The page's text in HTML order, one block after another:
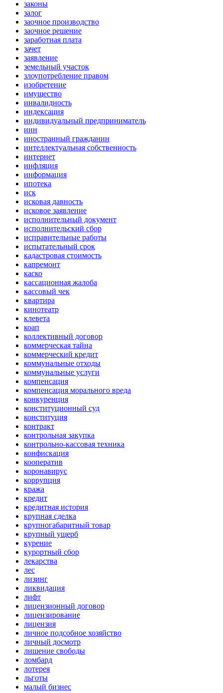
законы
залог
заочное производство
заочное решение
заработная плата
зачет
заявление
земельный участок
злоупотребление правом
изобретение
имущество
инвалидность
индексация
индивидуальный предприниматель
инн
иностранный гражданин
интеллектуальная собственность
интернет
инфляция
информация
ипотека
иск
исковая давность
исковое заявление
исполнительный документ
исполнительский сбор
исправительные работы
испытательный срок
кадастровая стоимость
капремонт
каско
кассационная жалоба
кассовый чек
квартира
кинотеатр
клевета
коап
коллективный договор
коммерческая тайна
коммерческий кредит
коммунальные отходы
коммунальные услуги
компенсация
компенсация морального вреда
конкуренция
конституционный суд
конституция
контракт
контрольная закупка
контрольно-кассовая техника
конфискация
кооператив
коронавирус
коррупция
кража
кредит
кредитная история
крупная сделка
крупногабаритный товар
крупный ущерб
курение
курортный сбор
лекарства
лес
лизинг
ликвидация
лифт
лицензионный договор
лицензирование
лицензия
личное подсобное хозяйство
личный досмотр
лишение свободы
ломбард
лотерея
льготы
малый бизнес